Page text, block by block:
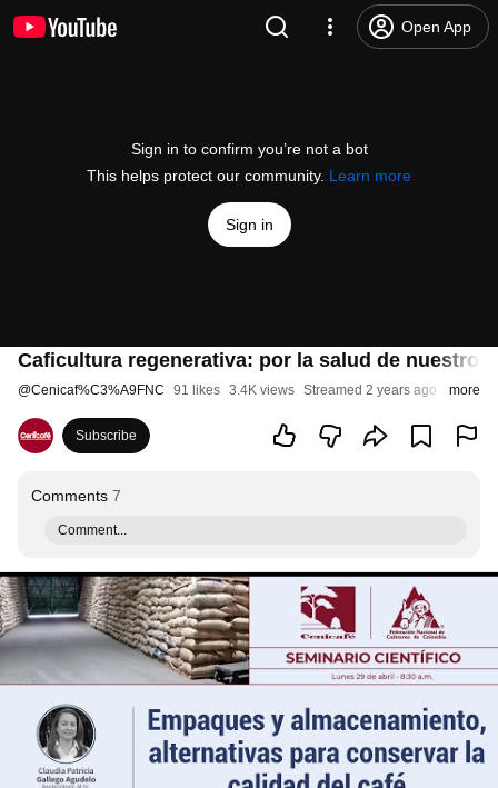
Open App
Sign in to confirm you’re not a bot
This helps protect our community. Learn more
Sign in
Caficultura regenerativa: por la salud de nuestros
@Cenicaf%C3%A9FNC 91 likes 3.4K views Streamed 2 years ago more
Subscribe
Comments 7
Comment...